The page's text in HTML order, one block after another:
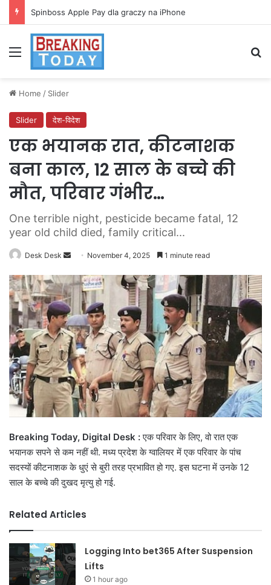
Spinboss Apple Pay dla graczy na iPhone
Menu
Home / Slider
Slider देश-विदेश
एक भयानक रात, कीटनाशक
बना काल, 12 साल के बच्चे की
मौत, परिवार गंभीर…
One terrible night, pesticide became fatal, 12
year old child died, family critical...
Desk Desk
Send
email
November 4, 2025 1 minute read
Breaking Today, Digital Desk :एक परिवार के लिए, वो रात एक
भयानक सपने से कम नहीं थी. मध्य प्रदेश के ग्वालियर में एक परिवार के पांच
सदस्यों कीटनाशक के धुएं से बुरी तरह प्रभावित हो गए. इस घटना में उनके 12
साल के बच्चे की दुखद मृत्यु हो गई.
Related Articles
Logging Into bet365 After Suspension
Lifts
1 hour ago